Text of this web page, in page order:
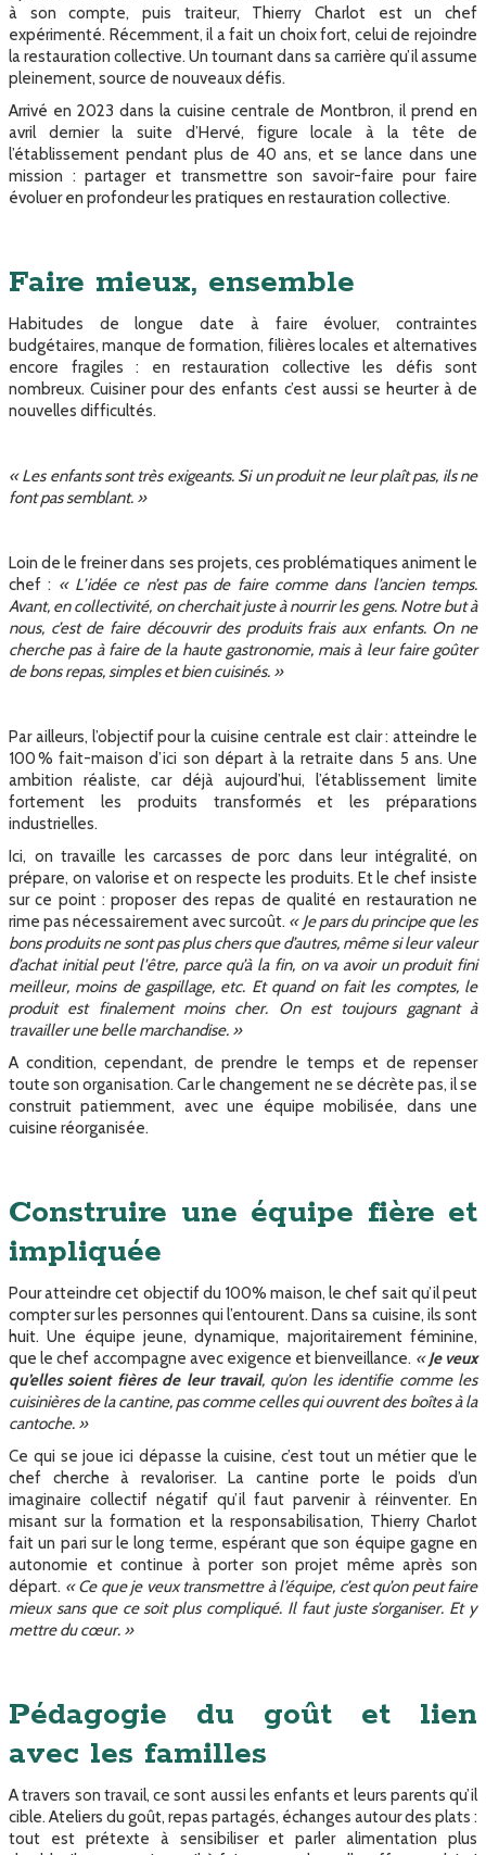
à son compte, puis traiteur, Thierry Charlot est un chef
expérimenté. Récemment, il a fait un choix fort, celui de rejoindre
la restauration collective. Un tournant dans sa carrière qu’il assume
pleinement, source de nouveaux défis.
Arrivé en 2023 dans la cuisine centrale de Montbron, il prend en
avril dernier la suite d’Hervé, figure locale à la tête de
l’établissement pendant plus de 40 ans, et se lance dans une
mission : partager et transmettre son savoir-faire pour faire
évoluer en profondeur les pratiques en restauration collective.
Faire mieux, ensemble
Habitudes de longue date à faire évoluer, contraintes
budgétaires, manque de formation, filières locales et alternatives
encore fragiles : en restauration collective les défis sont
nombreux. Cuisiner pour des enfants c’est aussi se heurter à de
nouvelles difficultés.
« Les enfants sont très exigeants. Si un produit ne leur plaît pas, ils ne
font pas semblant. »
Loin de le freiner dans ses projets, ces problématiques animent le
chef : « L’idée ce n’est pas de faire comme dans l’ancien temps.
Avant, en collectivité, on cherchait juste à nourrir les gens. Notre but à
nous, c’est de faire découvrir des produits frais aux enfants. On ne
cherche pas à faire de la haute gastronomie, mais à leur faire goûter
de bons repas, simples et bien cuisinés. »
Par ailleurs, l’objectif pour la cuisine centrale est clair : atteindre le
100 % fait-maison d’ici son départ à la retraite dans 5 ans. Une
ambition réaliste, car déjà aujourd’hui, l’établissement limite
fortement les produits transformés et les préparations
industrielles.
Ici, on travaille les carcasses de porc dans leur intégralité, on
prépare, on valorise et on respecte les produits. Et le chef insiste
sur ce point : proposer des repas de qualité en restauration ne
rime pas nécessairement avec surcoût. « Je pars du principe que les
bons produits ne sont pas plus chers que d’autres, même si leur valeur
d’achat initial peut l'être, parce qu’à la fin, on va avoir un produit fini
meilleur, moins de gaspillage, etc. Et quand on fait les comptes, le
produit est finalement moins cher. On est toujours gagnant à
travailler une belle marchandise. »
A condition, cependant, de prendre le temps et de repenser
toute son organisation. Car le changement ne se décrète pas, il se
construit patiemment, avec une équipe mobilisée, dans une
cuisine réorganisée.
Construire une équipe fière et
impliquée
Pour atteindre cet objectif du 100% maison, le chef sait qu’il peut
compter sur les personnes qui l’entourent. Dans sa cuisine, ils sont
huit. Une équipe jeune, dynamique, majoritairement féminine,
que le chef accompagne avec exigence et bienveillance. «Je veux
qu’elles soient fières de leur travail, qu’on les identifie comme les
cuisinières de la cantine, pas comme celles qui ouvrent des boîtes à la
cantoche. »
Ce qui se joue ici dépasse la cuisine, c’est tout un métier que le
chef cherche à revaloriser. La cantine porte le poids d’un
imaginaire collectif négatif qu’il faut parvenir à réinventer. En
misant sur la formation et la responsabilisation, Thierry Charlot
fait un pari sur le long terme, espérant que son équipe gagne en
autonomie et continue à porter son projet même après son
départ. « Ce que je veux transmettre à l’équipe, c’est qu’on peut faire
mieux sans que ce soit plus compliqué. Il faut juste s’organiser. Et y
mettre du cœur. »
Pédagogie du goût et lien
avec les familles
A travers son travail, ce sont aussi les enfants et leurs parents qu’il
cible. Ateliers du goût, repas partagés, échanges autour des plats :
tout est prétexte à sensibiliser et parler alimentation plus